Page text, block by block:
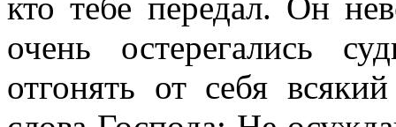
очень остерегались
отгонять от себя